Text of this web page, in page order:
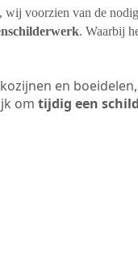
wij voorzien van de
. Waarbij
en
om tijdig een